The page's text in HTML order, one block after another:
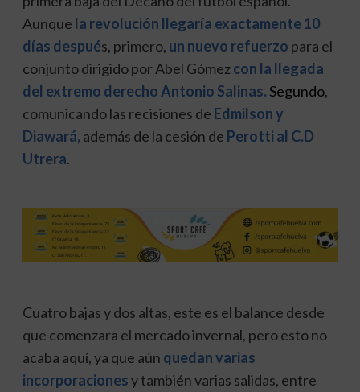
Aunque la revolución llegaría exactamente 10
días después, primero, un nuevo refuerzo para el
conjunto dirigido por Abel Gómezcon la llegada
del extremo derecho Antonio Salinas.Segundo,
comunicando las recisiones de Edmilson y
Diawará, además de la cesión de Perotti al C.D
Utrera.
Cuatro bajas y dos altas, este es el balance desde
que comenzara el mercado invernal, pero esto no
acaba aquí, ya que aún quedan varias
incorporacionesy también varias salidas, entre